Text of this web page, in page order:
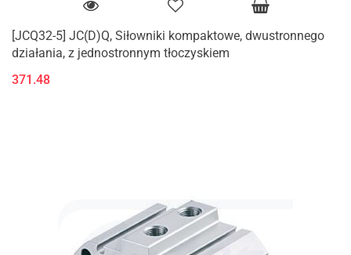
[JCQ32-5] JC(D)Q, Siłowniki kompaktowe, dwustronnego
działania, z jednostronnym tłoczyskiem
371.48